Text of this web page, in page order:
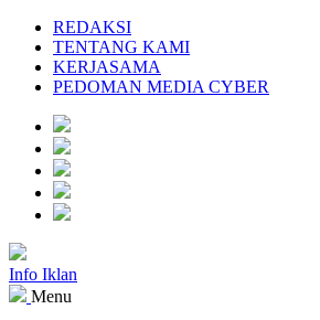
REDAKSI
TENTANG KAMI
KERJASAMA
PEDOMAN MEDIA CYBER
Info Iklan
Menu